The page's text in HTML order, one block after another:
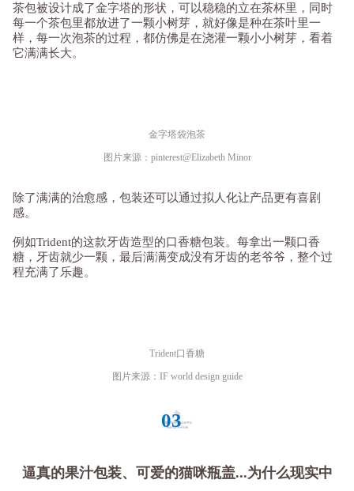
茶包被设计成了金字塔的形状，可以稳稳的立在茶杯里，同时
每一个茶包里都放进了一颗小树芽，就好像是种在茶叶里一
样，每一次泡茶的过程，都仿佛是在浇灌一颗小小树芽，看着
它满满长大。
金字塔袋泡茶
图片来源：pinterest@Elizabeth Minor
除了满满的治愈感，包装还可以通过拟人化让产品更有喜剧
感。
例如Trident的这款牙齿造型的口香糖包装。每拿出一颗口香
糖，牙齿就少一颗，最后满满变成没有牙齿的老爷爷，整个过
程充满了乐趣。
Trident口香糖
图片来源：IF world design guide
03
逼真的果汁包装、可爱的猫咪瓶盖...为什么现实中